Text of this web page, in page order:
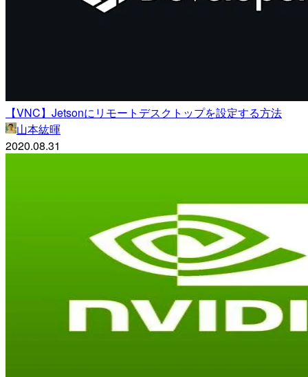
【VNC】Jetsonにリモートデスクトップを設定する方法
山本紘暉
2020.08.31